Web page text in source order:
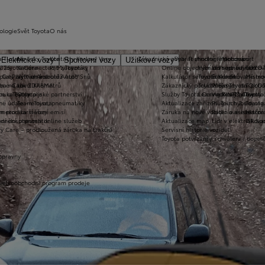
Elektrické vozy Sportovní vozy
Užitkové vozyVybrat vhodné financování
Vybrat vhodné
Toyota Kredit
Toyota Easy
Leasing KINTO One
zimních kol
na rok ZDARMA
Extracare
pro starší vozy
pneumatik
Care – prodloužená záruka na trakční
program prodeje
Zákaznická zóna
Online objednání do servisu
Kalkulátor servisních úkonů
Zákaznický portál Moje Toyota
Služby Toyota Connected/MyToyota
Aktualizace zařízení Touch 2 s
Záruka na nové vozidlo a asistenční
Aktualizace map
Servisní historie vozidel
Toyota potvrzení / schválení /
T-mate
Toyota Connected/MyToyota
CarPlay™ a Android Auto™
e-Call
u Toyoty
údaje – emise, pneumatiky
metodika měření emisí
dosutpnosti online služeb
Technologie pohonu
Let's go beyond
Elektrifikované
Plně hybridní
Vodíkový palivový
Plug-in hybrid
Bateriové
Lídr v
Svět Toyota
Novinky Toyota
Kariéra
Výtvarná soutěž Auto Snů
Lovci Kilometrů
Olympijské partnerství
Team Toyota
Motorsport
GR
O nás
Kontakty Karlovy Vary
Pro zákazníky